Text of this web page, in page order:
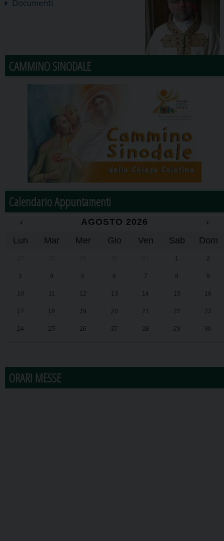
Documenti
CAMMINO SINODALE
Calendario Appuntamenti
‹ AGOSTO 2026
›
Lun
Mar Mer Gio Ven Sab Dom
1 2
3 4 5 6 7 8 9
10 11 12 13 14 15 16
17 18 19 20 21 22 23
24 25 26 27 28 29 30
ORARI MESSE